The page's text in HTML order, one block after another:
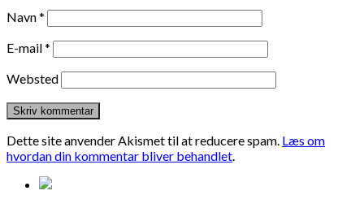
Navn*
E-mail*
Websted
Dette site anvender Akismet til at reducere spam. Læs om
hvordan din kommentar bliver behandlet.